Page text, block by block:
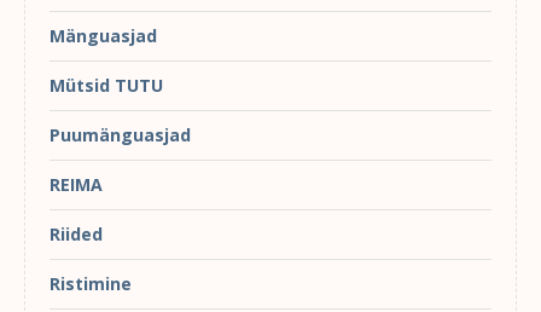
Mänguasjad
Mütsid TUTU
Puumänguasjad
REIMA
Riided
Ristimine